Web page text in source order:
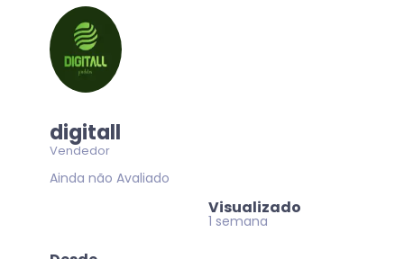
digitall
Vendedor
Ainda não Avaliado
Visualizado
1 semana